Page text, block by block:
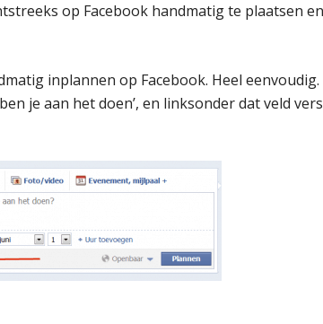
op Facebook handmatig te plaatsen
inplannen op Facebook. Heel eenvoudig.
je aan het doen’, en linksonder dat veld